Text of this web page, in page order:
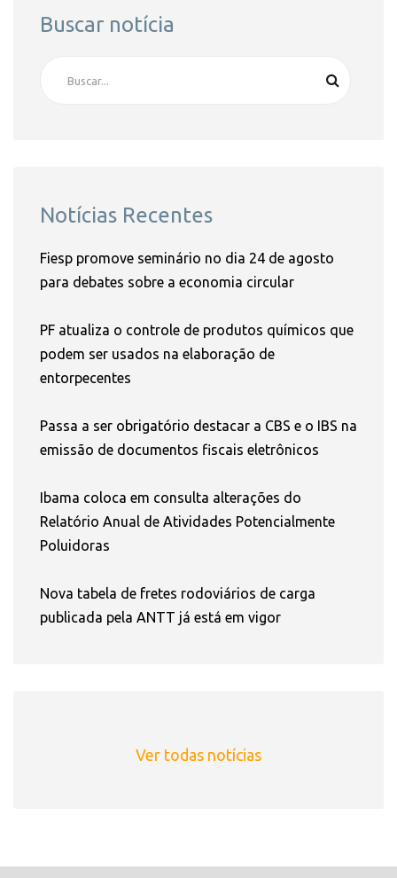
Buscar notícia
Notícias Recentes
Fiesp promove seminário no dia 24 de agosto
para debates sobre a economia circular
PF atualiza o controle de produtos químicos que
podem ser usados na elaboração de
entorpecentes
Passa a ser obrigatório destacar a CBS e o IBS na
emissão de documentos fiscais eletrônicos
Ibama coloca em consulta alterações do
Relatório Anual de Atividades Potencialmente
Poluidoras
Nova tabela de fretes rodoviários de carga
publicada pela ANTT já está em vigor
Ver todas notícias